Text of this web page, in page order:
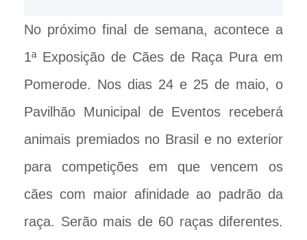
No próximo final de semana, acontece a
1ª Exposição de Cães de Raça Pura em
Pomerode. Nos dias 24 e 25 de maio, o
Pavilhão Municipal de Eventos receberá
animais premiados no Brasil e no exterior
para competições em que vencem os
cães com maior afinidade ao padrão da
raça. Serão mais de 60 raças diferentes.